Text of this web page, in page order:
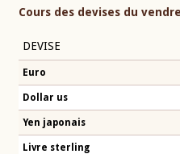
Cours des devises du
DEVISE
Euro
Dollar us
Yen japonais
Livre sterling